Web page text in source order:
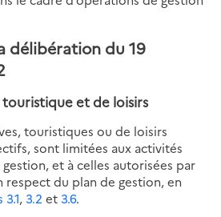
délibération du 19
et de loisirs
touristiques ou de loisirs
sont limitées aux activités
et à celles autorisées par
respect du plan de gestion, en
, 3.2 et 3.6.